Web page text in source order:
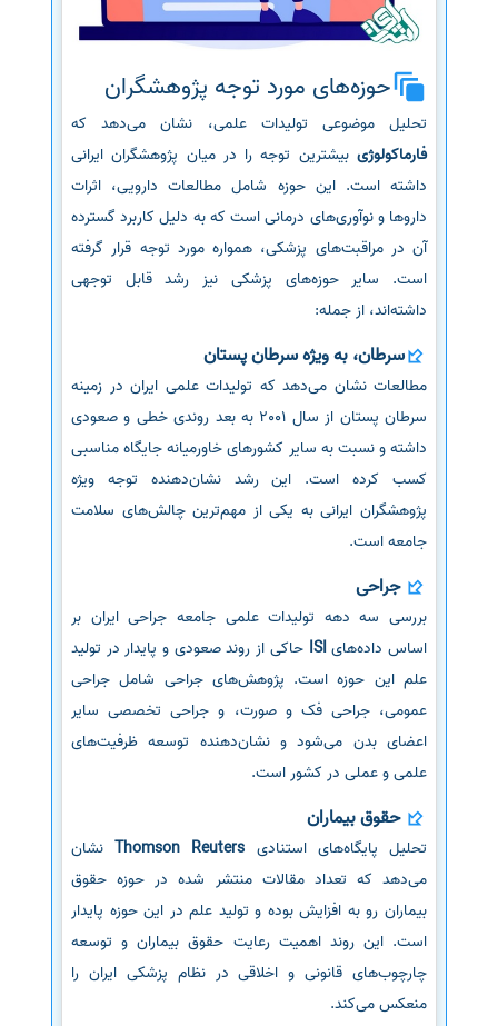
حوزه‌های مورد توجه پژوهشگران
تحلیل موضوعی تولیدات علمی، نشان می‌دهد که
فارماکولوژی بیشترین توجه را در میان پژوهشگران ایرانی
داشته است. این حوزه شامل مطالعات دارویی، اثرات
داروها و نوآوری‌های درمانی است که به دلیل کاربرد گسترده
آن در مراقبت‌های پزشکی، همواره مورد توجه قرار گرفته
است. سایر حوزه‌های پزشکی نیز رشد قابل توجهی
داشته‌اند، از جمله:
سرطان، به ویژه سرطان پستان
مطالعات نشان می‌دهد که تولیدات علمی ایران در زمینه
سرطان پستان از سال 2001 به بعد روندی خطی و صعودی
داشته و نسبت به سایر کشورهای خاورمیانه جایگاه مناسبی
کسب کرده است. این رشد نشان‌دهنده توجه ویژه
پژوهشگران ایرانی به یکی از مهم‌ترین چالش‌های سلامت
جامعه است.
جراحی
بررسی سه دهه تولیدات علمی جامعه جراحی ایران بر
اساس داده‌هایISI حاکی از روند صعودی و پایدار در تولید
علم این حوزه است. پژوهش‌های جراحی شامل جراحی
عمومی، جراحی فک و صورت، و جراحی تخصصی سایر
اعضای بدن می‌شود و نشان‌دهنده توسعه ظرفیت‌های
علمی و عملی در کشور است.
حقوق بیماران
تحلیل پایگاه‌های استنادی Thomson Reutersنشان
می‌دهد که تعداد مقالات منتشر شده در حوزه حقوق
بیماران رو به افزایش بوده و تولید علم در این حوزه پایدار
است. این روند اهمیت رعایت حقوق بیماران و توسعه
چارچوب‌های قانونی و اخلاقی در نظام پزشکی ایران را
منعکس می‌کند.